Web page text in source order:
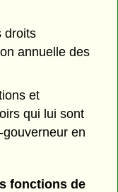
droits
annuelle des
et
qui lui sont
en
fonctions de